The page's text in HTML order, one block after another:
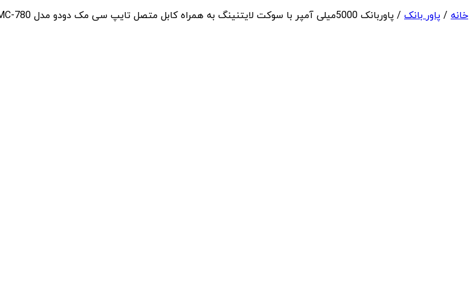
خانه / پاور بانک / پاوربانک 5000میلی آمپر با سوکت لایتنینگ به همراه کابل متصل تایپ سی مک دودو مدل MC-780